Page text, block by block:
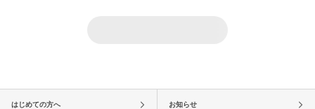
はじめての方へ お知らせ